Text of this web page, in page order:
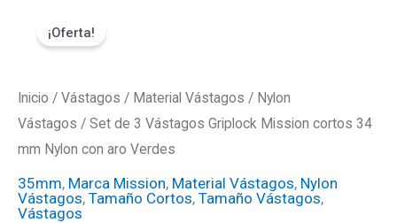
¡Oferta!
Inicio / Vástagos / Material Vástagos / Nylon
Vástagos / Set de 3 Vástagos Griplock Mission cortos 34
mm Nylon con aro Verdes
35mm, Marca Mission, Material Vástagos, Nylon
Vástagos, Tamaño Cortos, Tamaño Vástagos,
Vástagos
original
era:
₡1000.
actual
es:
₡900.
Vástagos
Griplock
Mission
cortos
34